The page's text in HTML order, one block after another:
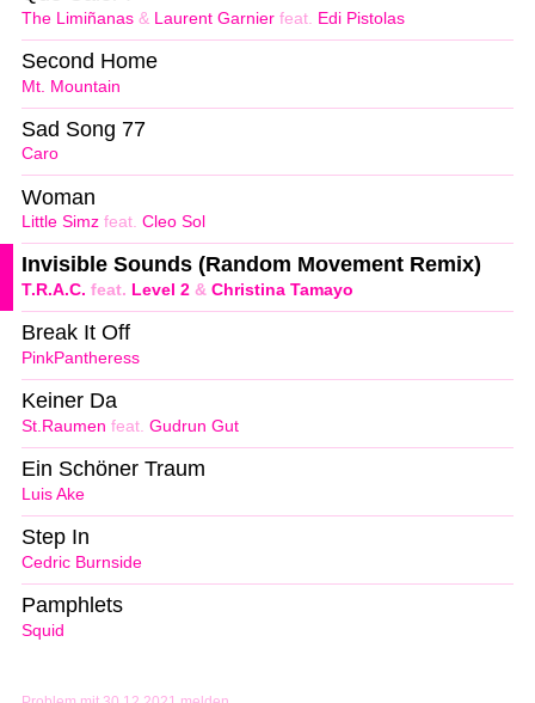
The Limiñanas & Laurent Garnier feat. Edi Pistolas
Mt. Mountain
Second Home
Caro
Sad Song 77
Little Simz feat. Cleo Sol
Woman
T.R.A.C. feat. Level 2 & Christina Tamayo
Invisible Sounds (Random Movement Remix)
PinkPantheress
Break It Off
St.Raumen feat. Gudrun Gut
Keiner Da
Luis Ake
Ein Schöner Traum
Cedric Burnside
Step In
Squid
Pamphlets